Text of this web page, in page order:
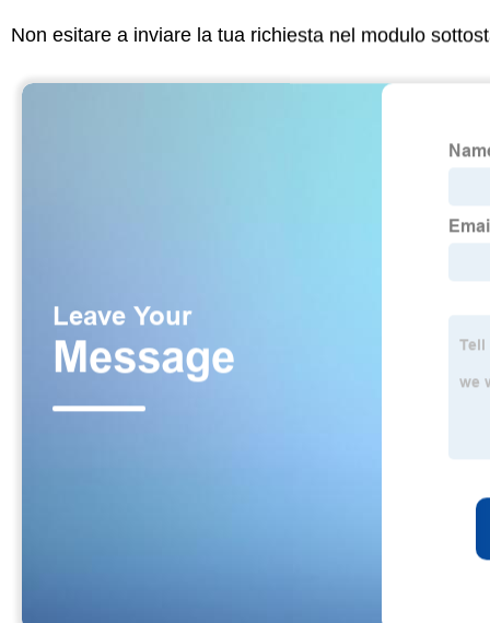
Non esitare a inviare la tua richiesta nel modulo